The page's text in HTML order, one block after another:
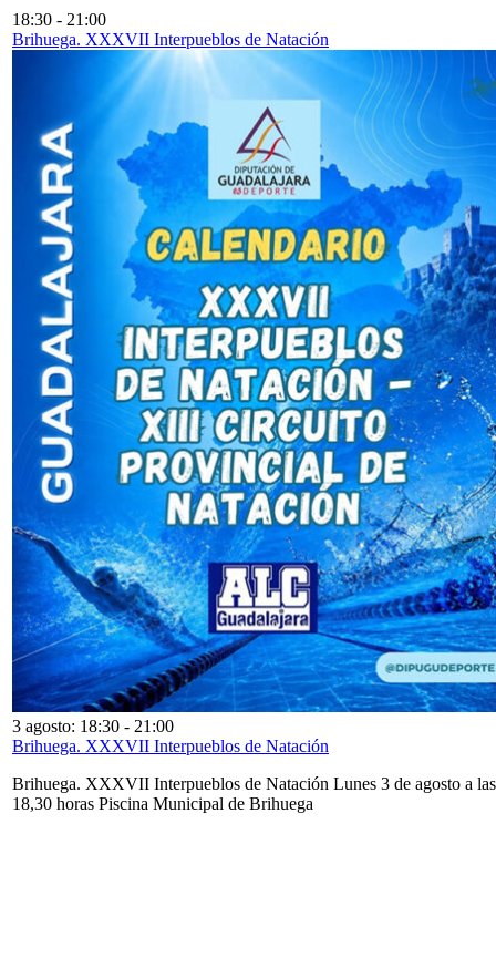
18:30 - 21:00
Brihuega. XXXVII Interpueblos de Natación
3 agosto: 18:30 - 21:00
Brihuega. XXXVII Interpueblos de Natación
Brihuega. XXXVII Interpueblos de Natación Lunes 3 de agosto a las
18,30 horas Piscina Municipal de Brihuega